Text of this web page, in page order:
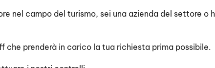
nel campo del turismo, sei una azienda del settore o
prenderà in carico la tua richiesta prima possibile.